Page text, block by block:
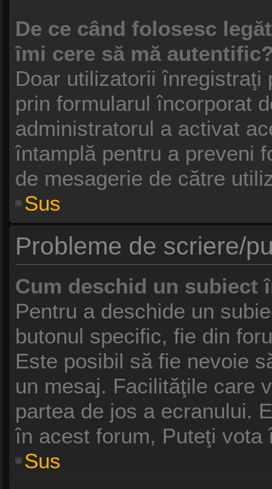
De ce când folosesc
îmi cere să mă
Doar utilizatorii
prin formularul încorporat
administratorul a activat
întamplă pentru a preveni
de mesagerie de către
Sus
Probleme de scriere/
Cum deschid un subiect
Pentru a deschide un
butonul specific, fie din
Este posibil să fie nevoie
un mesaj. Facilităţile care
partea de jos a ecranului.
în acest forum, Puteţi vota
Sus